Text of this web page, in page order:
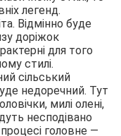
легенд.
Відмінно буде
доріжок
для того
стилі.
сільський
недоречний. Тут
милі олені,
несподівано
головне —